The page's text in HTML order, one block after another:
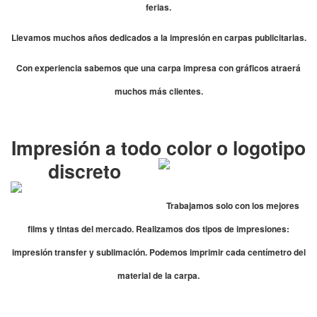
ferias.
Llevamos muchos años dedicados a la impresión en carpas publicitarias.
Con experiencia sabemos que una carpa impresa con gráficos atraerá
muchos más clientes.
Impresión a todo color o logotipo
discreto
Trabajamos solo con los mejores
films y tintas del mercado. Realizamos dos tipos de impresiones:
impresión transfer y sublimación. Podemos imprimir cada centímetro del
material de la carpa.